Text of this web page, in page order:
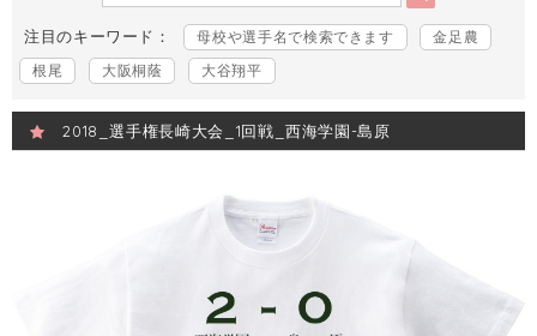
注目のキーワード： 母校や選手名で検索できます
金足農
根尾
大阪桐蔭 大谷翔平
2018_選手権長崎大会_1回戦_西海学園-島原